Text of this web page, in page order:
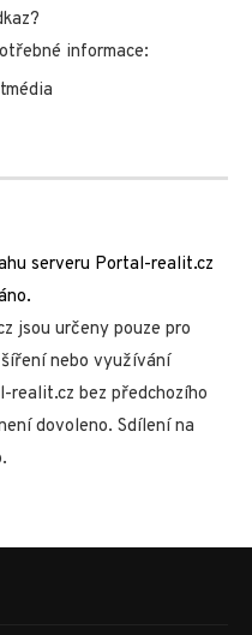
informace:
serveru Portal-realit.cz
jsou určeny pouze pro
nebo využívání
realit.cz bez předchozího
dovoleno. Sdílení na